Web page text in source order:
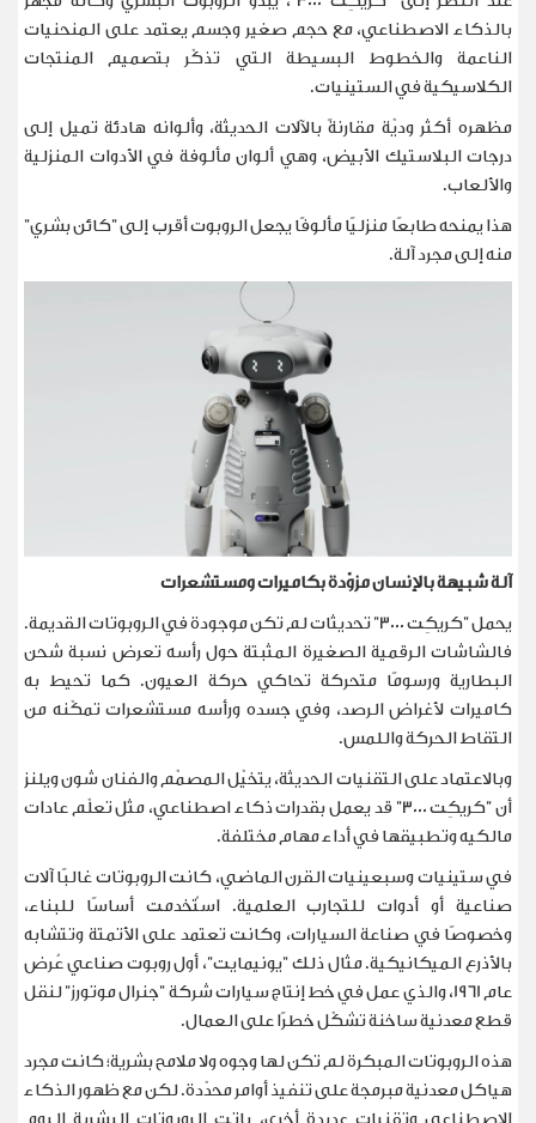
بالذكاء الاصطناعي، مع حجم صغير وجسم يعتمد على المنحنيات
الناعمة والخطوط البسيطة التي تذكّر بتصميم المنتجات
الكلاسيكية في الستينيات.
مظهره أكثر وديّة مقارنةً بالآلات الحديثة، وألوانه هادئة تميل إلى
درجات البلاستيك الأبيض، وهي ألوان مألوفة في الأدوات المنزلية
والألعاب.
هذا يمنحه طابعًا منزليًا مألوفًا يجعل الروبوت أقرب إلى "كائن بشري"
منه إلى مجرد آلة.
آلة شبيهة بالإنسان مزوّدة بكاميرات ومستشعرات
يحمل "كريكِت 3000" تحديثات لم تكن موجودة في الروبوتات القديمة.
فالشاشات الرقمية الصغيرة المثبتة حول رأسه تعرض نسبة شحن
البطارية ورسومًا متحركة تحاكي حركة العيون. كما تحيط به
كاميرات لأغراض الرصد، وفي جسده ورأسه مستشعرات تمكّنه من
التقاط الحركة واللمس.
وبالاعتماد على التقنيات الحديثة، يتخيّل المصمّم والفنان شون ويلنز
أن "كريكِت 3000" قد يعمل بقدرات ذكاء اصطناعي، مثل تعلّم عادات
مالكيه وتطبيقها في أداء مهام مختلفة.
في ستينيات وسبعينيات القرن الماضي، كانت الروبوتات غالبًا آلات
صناعية أو أدوات للتجارب العلمية. استُخدمت أساسًا للبناء،
وخصوصًا في صناعة السيارات، وكانت تعتمد على الأتمتة وتتشابه
بالأذرع الميكانيكية. مثال ذلك "يونيمايت"، أول روبوت صناعي عُرض
عام 1961، والذي عمل في خط إنتاج سيارات شركة "جنرال موتورز" لنقل
قطع معدنية ساخنة تشكّل خطرًا على العمال.
هذه الروبوتات المبكرة لم تكن لها وجوه ولا ملامح بشرية؛ كانت مجرد
هياكل معدنية مبرمجة على تنفيذ أوامر محدّدة. لكن مع ظهور الذكاء